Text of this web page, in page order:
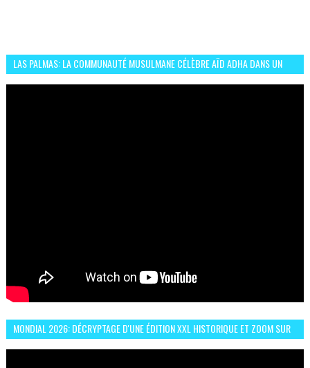
LAS PALMAS: LA COMMUNAUTÉ MUSULMANE CÉLÈBRE AÏD ADHA DANS UN
MONDIAL 2026: DÉCRYPTAGE D'UNE ÉDITION XXL HISTORIQUE ET ZOOM SUR